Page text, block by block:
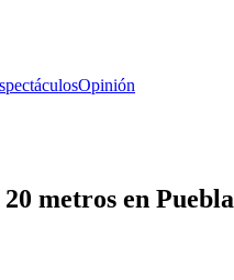
Opinión
metros en Puebla